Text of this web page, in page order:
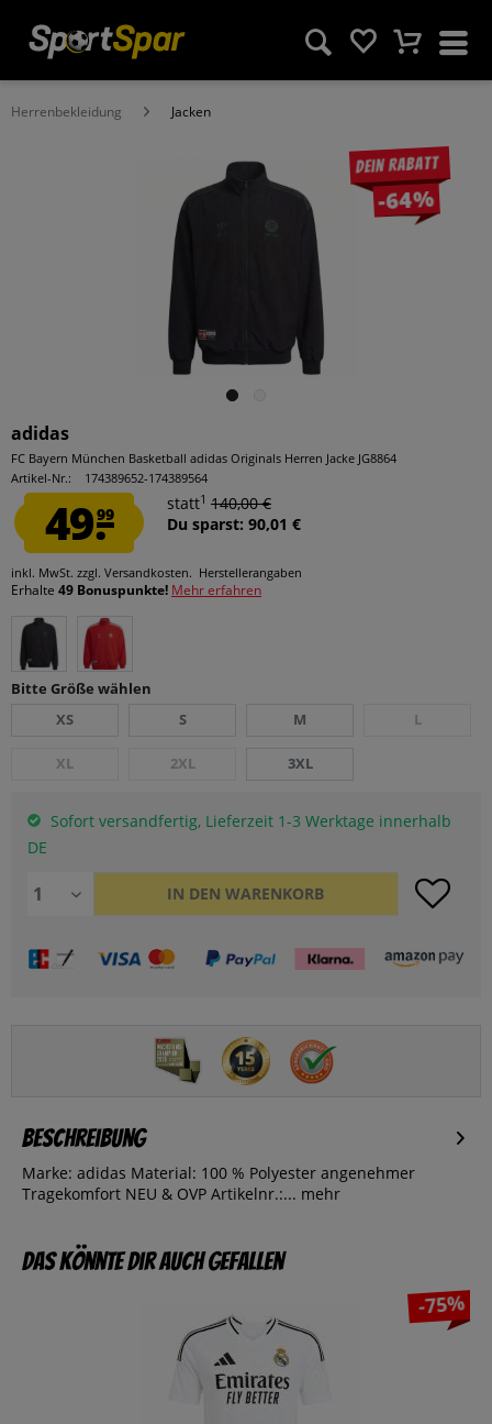
Herrenbekleidung Jacken
Dein Rabatt
-64%
adidas
FC Bayern München Basketball adidas Originals Herren Jacke JG8864
Artikel-Nr.:
174389652-174389564
49.99
statt1 140,00 €
Du sparst: 90,01 €
inkl. MwSt. zzgl. Versandkosten. Herstellerangaben
Erhalte 49 Bonuspunkte! Mehr erfahren
Bitte Größe wählen
XS
S M L
XL 2XL 3XL
Sofort versandfertig, Lieferzeit 1-3 Werktage innerhalb
DE
IN DEN WARENKORB
Beschreibung
Marke: adidas Material: 100 % Polyester angenehmer
Tragekomfort NEU & OVP Artikelnr.:... mehr
Das könnte dir auch gefallen
-75%